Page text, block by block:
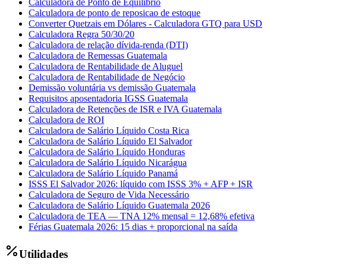
Calculadora de Ponto de Equilíbrio
Calculadora de ponto de reposicao de estoque
Converter Quetzais em Dólares - Calculadora GTQ para USD
Calculadora Regra 50/30/20
Calculadora de relação dívida-renda (DTI)
Calculadora de Remessas Guatemala
Calculadora de Rentabilidade de Aluguel
Calculadora de Rentabilidade de Negócio
Demissão voluntária vs demissão Guatemala
Requisitos aposentadoria IGSS Guatemala
Calculadora de Retenções de ISR e IVA Guatemala
Calculadora de ROI
Calculadora de Salário Líquido Costa Rica
Calculadora de Salário Líquido El Salvador
Calculadora de Salário Líquido Honduras
Calculadora de Salário Líquido Nicarágua
Calculadora de Salário Líquido Panamá
ISSS El Salvador 2026: líquido com ISSS 3% + AFP + ISR
Calculadora de Seguro de Vida Necessário
Calculadora de Salário Líquido Guatemala 2026
Calculadora de TEA — TNA 12% mensal = 12,68% efetiva
Férias Guatemala 2026: 15 dias + proporcional na saída
Utilidades